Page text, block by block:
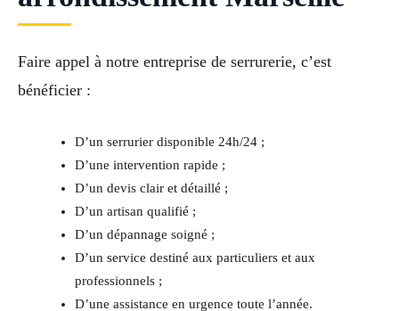
Faire appel à notre entreprise de serrurerie, c’est
bénéficier :
D’un serrurier disponible 24h/24 ;
D’une intervention rapide ;
D’un devis clair et détaillé ;
D’un artisan qualifié ;
D’un dépannage soigné ;
D’un service destiné aux particuliers et aux
professionnels ;
D’une assistance en urgence toute l’année.